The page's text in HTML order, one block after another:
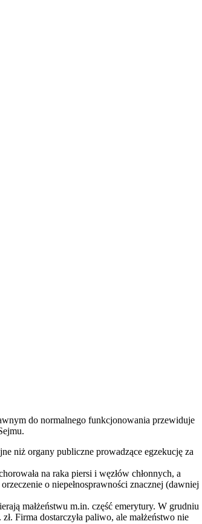
do normalnego funkcjonowania przewiduje
niż organy publiczne prowadzące egzekucję za
na raka piersi i węzłów chłonnych, a
o niepełnosprawności znacznej (dawniej
małżeństwu m.in. część emerytury. W grudniu
Firma dostarczyła paliwo, ale małżeństwo nie